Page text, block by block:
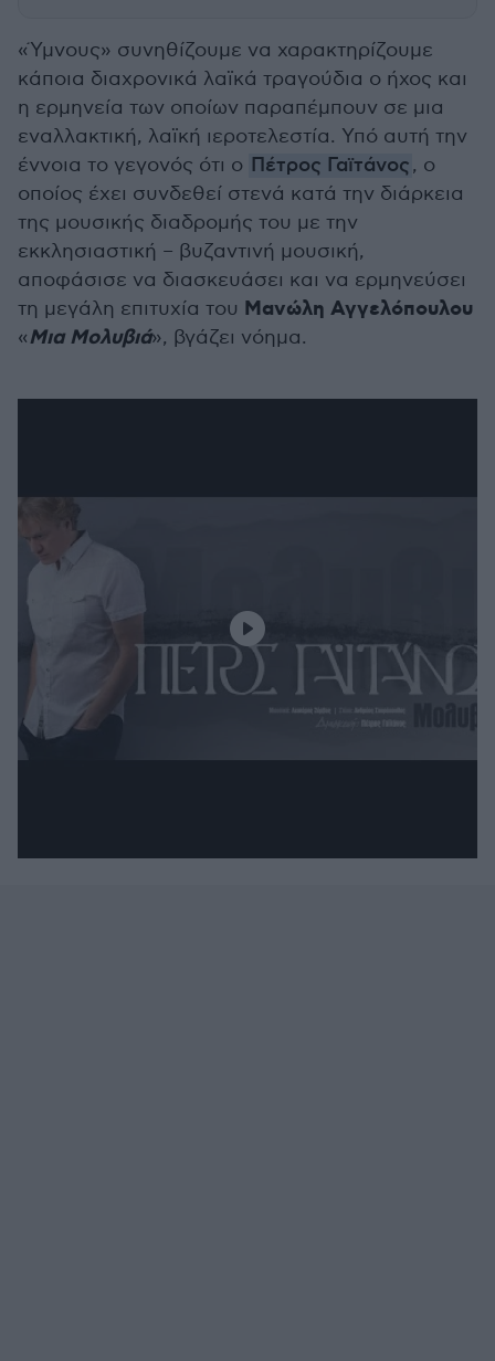
«Ύμνους» συνηθίζουμε να χαρακτηρίζουμε
κάποια διαχρονικά λαϊκά τραγούδια ο ήχος και
η ερμηνεία των οποίων παραπέμπουν σε μια
εναλλακτική, λαϊκή ιεροτελεστία. Υπό αυτή την
έννοια το γεγονός ότι ο Πέτρος Γαϊτάνος, ο
οποίος έχει συνδεθεί στενά κατά την διάρκεια
της μουσικής διαδρομής του με την
εκκλησιαστική – βυζαντινή μουσική,
αποφάσισε να διασκευάσει και να ερμηνεύσει
τη μεγάλη επιτυχία του Μανώλη Αγγελόπουλου
«Μια Μολυβιά», βγάζει νόημα.